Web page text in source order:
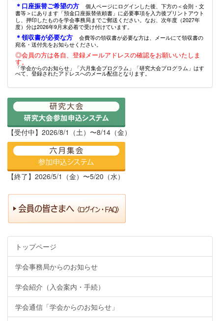
＊口座振替ご希望の方
個人ページにログインした後、下方の＜会則・文
書等＞にあります「預金口座振替依頼書」に必要事項を入力後プリントアウト
し、押印したものを学会事務局までご郵送ください。なお、次年度（2027年
度）分は2026年9月末必着で受け付けています。
＊領収書が必要な方
会費等の領収書が必要な方は、メールにて領収書の
宛名・送付先をお知らせください。
◎会員の方は各自、登録メールアドレスの確認をお願いいたしま
す。
「学会からのお知らせ」「六月集会プログラム」「研究大会プログラム」はす
べて、登録されたアドレスへのメール配信となります。
【受付中】2026/8/1（土）〜8/14（金）
【終了】2026/5/1（金）〜5/20（水）
トップページ
学会事務局からのお知らせ
学会紹介（入会案内・手続）
学会通信「学会からのお知らせ」